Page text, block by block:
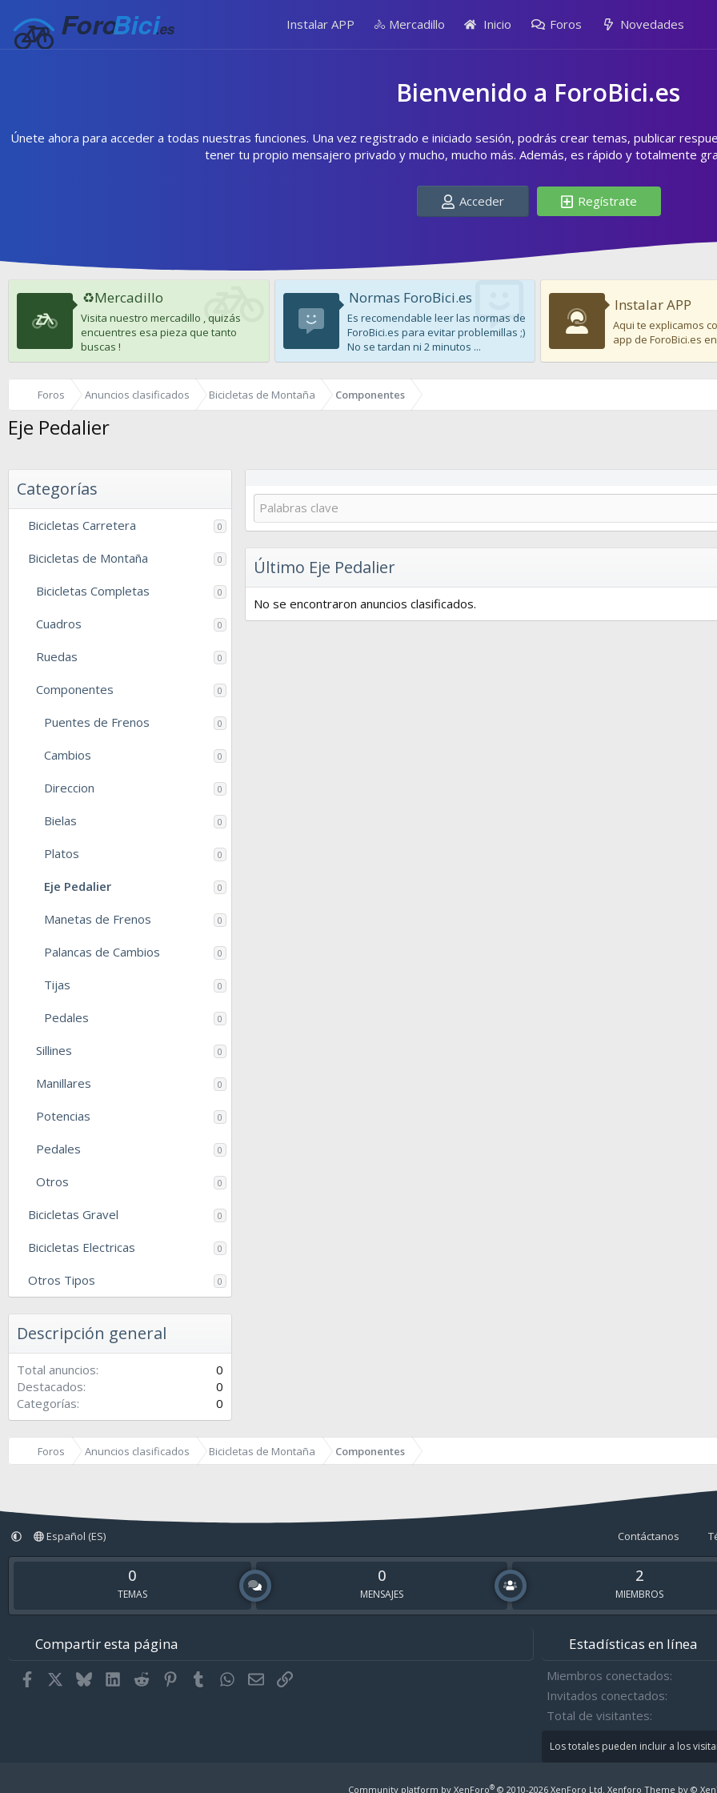
Instalar APP 🚴 Mercadillo Inicio Foros Novedades
Bienvenido a ForoBici.es
Únete ahora para acceder a todas nuestras funciones. Una vez registrado e iniciado sesión, podrás crear temas, publicar
tener tu propio mensajero privado y mucho, mucho más. Además, es rápido y totalmente
Acceder Regístrate
♻️Mercadillo
Visita nuestro mercadillo , quizás
encuentres esa pieza que tanto
buscas !
Normas ForoBici.es
Es recomendable leer las normas de
ForoBici.es para evitar problemillas ;)
No se tardan ni 2 minutos ...
Instalar APP
Aqui te explicamos
app de ForoBici.es
Foros Anuncios clasificados Bicicletas de Montaña Componentes
Eje Pedalier
Categorías
Bicicletas Carretera 0
Bicicletas de Montaña 0
Bicicletas Completas 0
Cuadros 0
Ruedas 0
Componentes 0
Puentes de Frenos 0
Cambios 0
Direccion 0
Bielas 0
Platos 0
Eje Pedalier 0
Manetas de Frenos 0
Palancas de Cambios 0
Tijas 0
Pedales 0
Sillines 0
Manillares 0
Potencias 0
Pedales 0
Otros 0
Bicicletas Gravel 0
Bicicletas Electricas 0
Otros Tipos 0
Descripción general
Total anuncios
0
Destacados
0
Categorías
0
Último Eje Pedalier
No se encontraron anuncios clasificados.
Foros Anuncios clasificados Bicicletas de Montaña Componentes
Español (ES) Contáctanos
0
TEMAS
0
MENSAJES
2
MIEMBROS
Compartir esta página
Facebook BlueskyLinkedIn
Reddit Pinterest
Tumblr WhatsApp
EmailEnlace
Estadísticas en línea
Miembros conectados
Invitados conectados
Total de visitantes
Los totales pueden incluir a los
Community platform by XenForo® © 2010-2026 XenForo Ltd. Xenforo Theme by ©